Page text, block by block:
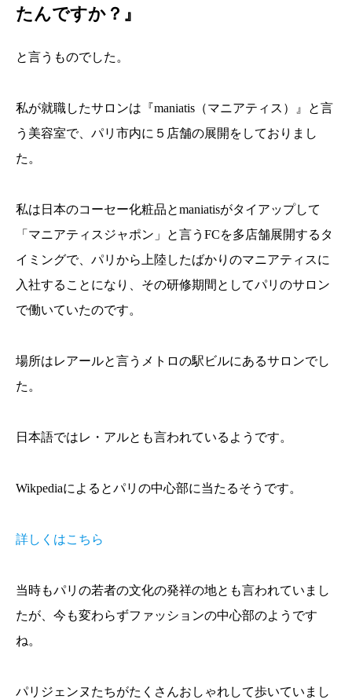
たんですか？』
と言うものでした。
私が就職したサロンは『maniatis（マニアティス）』と言
う美容室で、パリ市内に５店舗の展開をしておりまし
た。
私は日本のコーセー化粧品とmaniatisがタイアップして
「マニアティスジャポン」と言うFCを多店舗展開するタ
イミングで、パリから上陸したばかりのマニアティスに
入社することになり、その研修期間としてパリのサロン
で働いていたのです。
場所はレアールと言うメトロの駅ビルにあるサロンでし
た。
日本語ではレ・アルとも言われているようです。
Wikpediaによるとパリの中心部に当たるそうです。
詳しくはこちら
当時もパリの若者の文化の発祥の地とも言われていまし
たが、今も変わらずファッションの中心部のようです
ね。
パリジェンヌたちがたくさんおしゃれして歩いていまし